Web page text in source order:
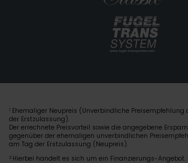
1 Ehemaliger Neupreis (Unverbindliche Preisempfehlung
der Erstzulassung).
Der errechnete Preisvorteil sowie die angegebene
gegenüber der ehemaligen unverbindlichen
am Tag der Erstzulassung (Neupreis).
2 Hierbei handelt es sich um ein Finanzierungs-Angebot.